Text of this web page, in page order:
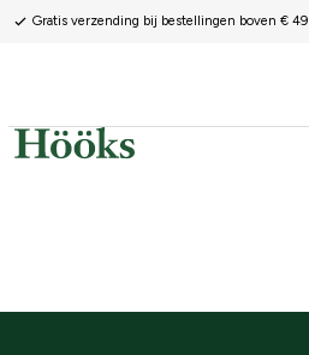
Gratis verzending bij bestellingen boven € 49